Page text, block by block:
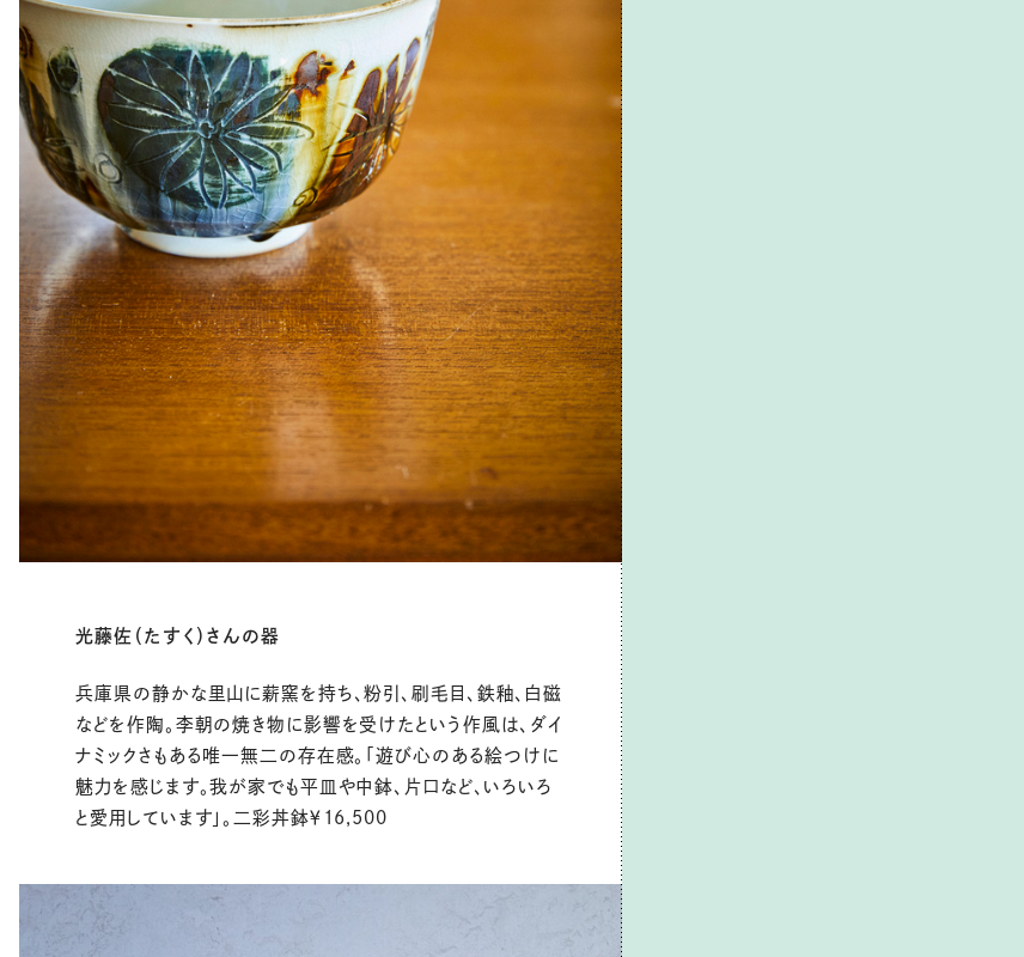
光藤佐（たすく）さんの器
兵庫県の静かな里山に薪窯を持ち、粉引、刷毛目、鉄釉、白磁
などを 作陶。李朝の焼き物に影響を受けたという作風は、ダイ
ナミックさもある唯一無二の存在感。「遊び心のある絵つけに
魅力を感じます。我が家でも平皿や中鉢、片口など、いろいろ
と愛用しています」。二彩丼鉢￥16,500